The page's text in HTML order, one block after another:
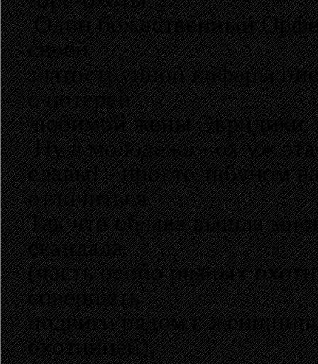
Один божественный
своей
златострунной кифары
с потерей
любимой жены Эвридики.
Ну а молодежь - ох уж
славы! - просто табуном
отличиться.
Так что облава вышла
скандала
(часть особо рьяных
совершать
подвиги рядом с
охотницей),